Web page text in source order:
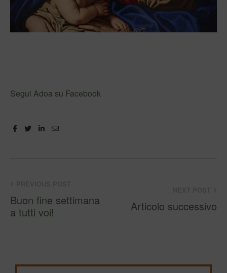
Segui Adoa su Facebook
FacebookTwitterLinkedin
Email
Buon fine settimana
a tutti voi!
Articolo successivo